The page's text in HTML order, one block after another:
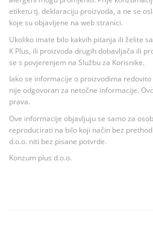
etiketu tj. deklaraciju proizvoda, a ne se
koje su objavljene na web stranici.
Ukoliko imate bilo kakvih pitanja ili želite
K Plus, ili proizvoda drugih dobavljača ili
se s povjerenjem na Službu za Korisnike.
Iako se informacije o proizvodima
nije odgovoran za netočne informacije.
prava.
Ove informacije objavljuju se samo za
reproducirati na bilo koji način bez
d.o.o. niti bez pisane potvrde.
Konzum plus d.o.o.